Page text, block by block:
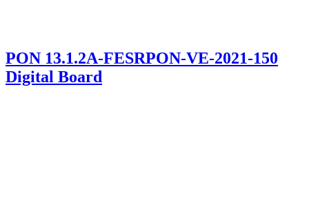
PON 13.1.2A-FESRPON-VE-2021-150
Digital Board